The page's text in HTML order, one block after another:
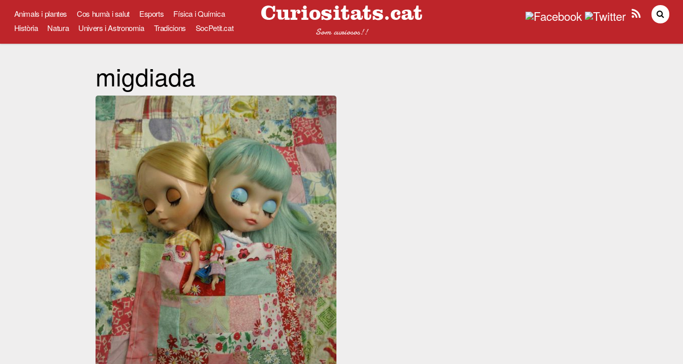
Som curiosos!!
Animals i plantes Cos humà i salut Esports
Física i Química
Història
Natura Univers i Astronomia Tradicions SocPetit.cat
migdiada